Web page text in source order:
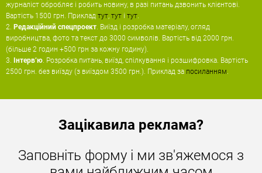
журналіст обробляє і робить новину, в разі питань дзвонить клієнтові.
Вартість 1500 грн. Приклад тут, тут і тут.
2. Редакційний спецпроект. Виїзд і розробка матеріалу, огляд
виробництва, фото та текст до 3000 символів. Вартість від 2000 грн.
(більше 2 годин +500 грн за кожну годину).
3. Інтервʼю. Розробка питань, виїзд, спілкування і розшифровка. Вартість
2500 грн. без виїзду (з виїздом 3500 грн.). Приклад за посиланням.
Зацікавила реклама?
Заповніть форму і ми зв'яжемося з